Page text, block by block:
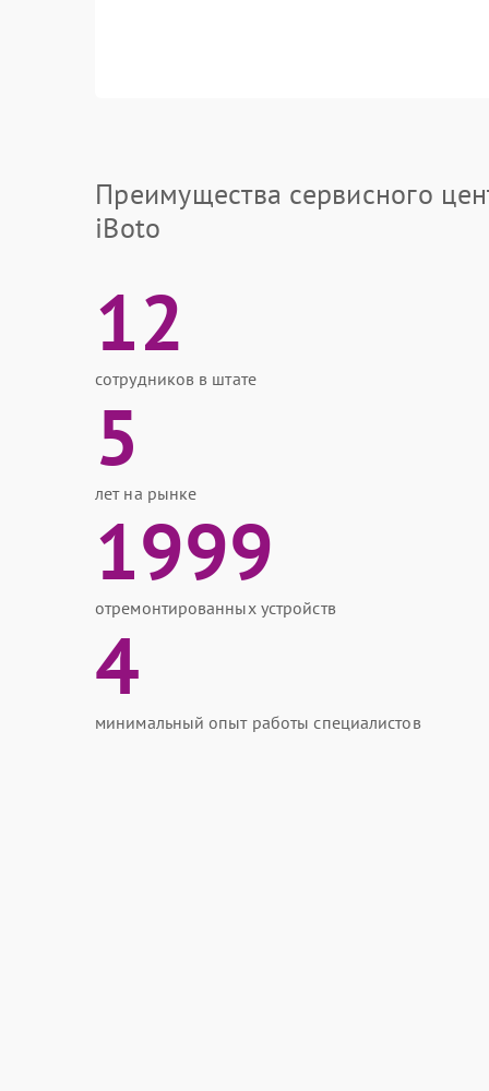
Преимущества сервисного
iBoto
12
сотрудников в штате
5
лет на рынке
1999
отремонтированных устройств
4
минимальный опыт работы специалистов